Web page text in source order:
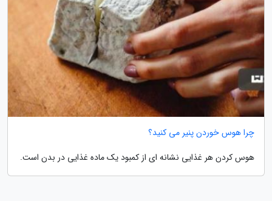
چرا هوس خوردن پنیر می کنید؟
هوس کردن هر غذایی نشانه ای از کمبود یک ماده غذایی در بدن است.